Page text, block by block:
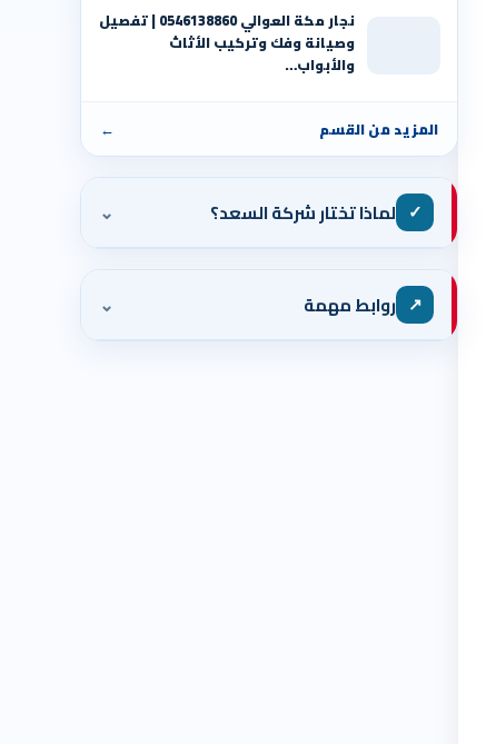
نجار مكة العوالي 0546138860⁩ | تفصيل
وصيانة وفك وتركيب الأثاث
والأبواب…
المزيد من القسم ←
✓ لماذا تختار شركة السعد؟ ⌄
↗ روابط مهمة ⌄